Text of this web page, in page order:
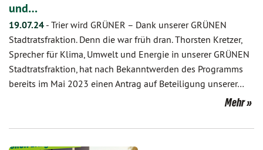
und…
19.07.24 - Trier wird GRÜNER – Dank unserer GRÜNEN
Stadtratsfraktion. Denn die war früh dran. Thorsten Kretzer,
Sprecher für Klima, Umwelt und Energie in unserer GRÜNEN
Stadtratsfraktion, hat nach Bekanntwerden des Programms
bereits im Mai 2023 einen Antrag auf Beteiligung unserer…
Mehr